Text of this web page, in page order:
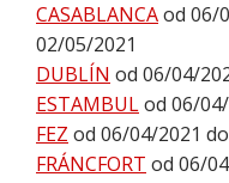
CASABLANCAod 06/
02/05/2021
DUBLÍN od 06/04/
ESTAMBULod 06/
FEZ od 06/04/2021
FRÁNCFORT od 06/